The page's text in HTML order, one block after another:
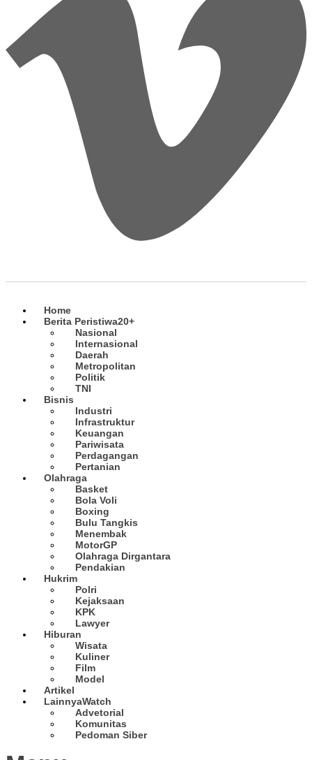
Home
Berita Peristiwa20+
Nasional
Internasional
Daerah
Metropolitan
Politik
TNI
Bisnis
Industri
Infrastruktur
Keuangan
Pariwisata
Perdagangan
Pertanian
Olahraga
Basket
Bola Voli
Boxing
Bulu Tangkis
Menembak
MotorGP
Olahraga Dirgantara
Pendakian
Hukrim
Polri
Kejaksaan
KPK
Lawyer
Hiburan
Wisata
Kuliner
Film
Model
Artikel
LainnyaWatch
Advetorial
Komunitas
Pedoman Siber